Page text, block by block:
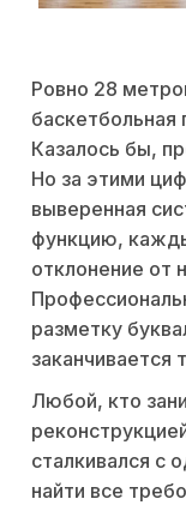
Ровно 28
баскетбольная
Казалось бы,
Но за этими
выверенная
функцию,
отклонение от
разметку
заканчивается
Любой, кто
сталкивался с
найти все